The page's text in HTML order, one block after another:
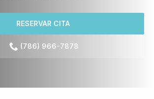
RESERVAR CITA
(786) 966-7878